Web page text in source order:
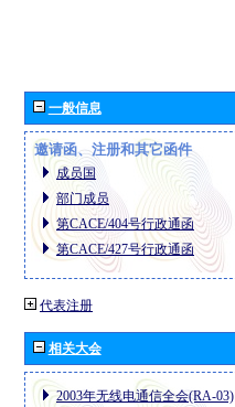
一般信息
邀请函、注册和其它函件
成员国
部门成员
第CACE/404号行政通函
第CACE/427号行政通函
代表注册
相关大会
2003年无线电通信全会(RA-03)